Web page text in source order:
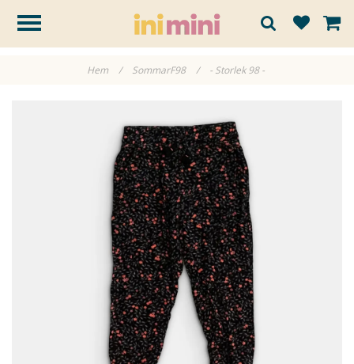
Hem / SommarF98 / - Storlek 98 -